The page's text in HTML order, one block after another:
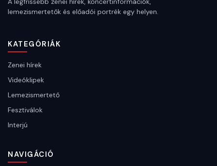
lemezismertetők és előadói portrék egy helyen.
KATEGÓRIÁK
Zenei hírek
Videóklipek
Lemezismertető
Fesztiválok
Interjú
NAVIGÁCIÓ